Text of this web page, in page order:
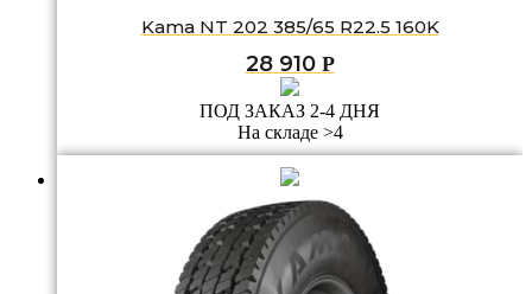
Kama NT 202 385/65 R22.5 160K
28 910 Р
ПОД ЗАКАЗ 2-4 ДНЯ
На складе >4